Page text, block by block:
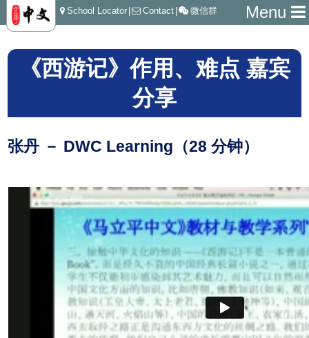
Menu
School Locator Contact 微信群
《西游记》作用、难点 嘉宾
分享
张丹 － DWC Learning（28 分钟）